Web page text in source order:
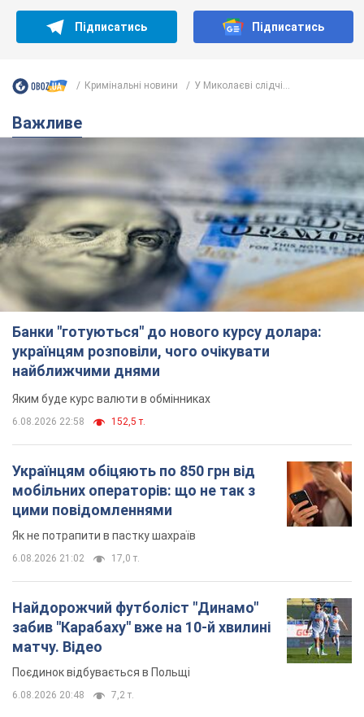
Підписатись Підписатись
Кримінальні новини У Миколаєві слідчі...
Важливе
Банки "готуються" до нового курсу долара:
українцям розповіли, чого очікувати
найближчими днями
Яким буде курс валюти в обмінниках
6.08.2026 22:58 152,5 т.
Українцям обіцяють по 850 грн від
мобільних операторів: що не так з
цими повідомленнями
Як не потрапити в пастку шахраїв
6.08.2026 21:02 17,0 т.
Найдорожчий футболіст "Динамо"
забив "Карабаху" вже на 10-й хвилині
матчу. Відео
Поєдинок відбувається в Польщі
6.08.2026 20:48 7,2 т.